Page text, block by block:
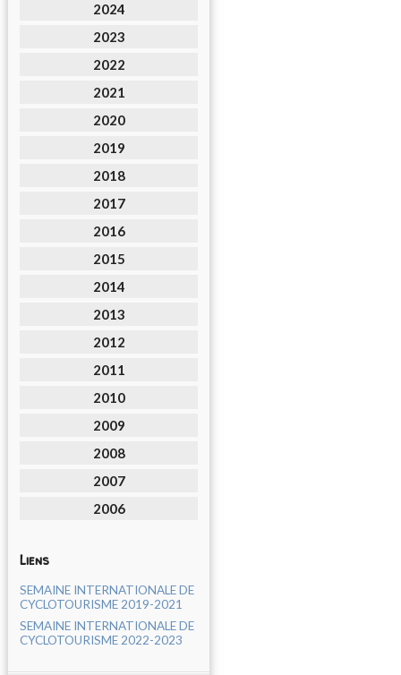
2024
2023
2022
2021
2020
2019
2018
2017
2016
2015
2014
2013
2012
2011
2010
2009
2008
2007
2006
Liens
SEMAINE INTERNATIONALE DE
CYCLOTOURISME 2019-2021
SEMAINE INTERNATIONALE DE
CYCLOTOURISME 2022-2023